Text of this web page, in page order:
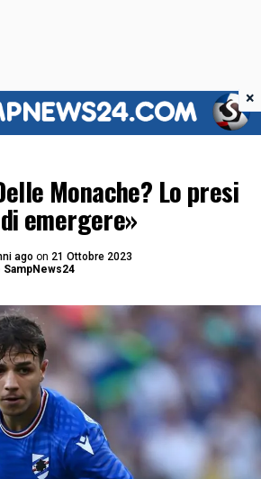
Monache? Lo presi
emergere»
ago on 21 Ottobre 2023
SampNews24
×